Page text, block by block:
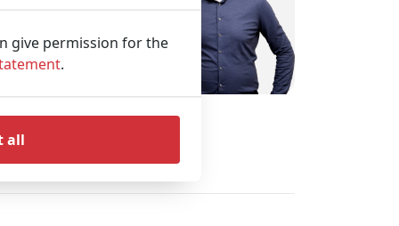
Lager
give permission for the
.
all